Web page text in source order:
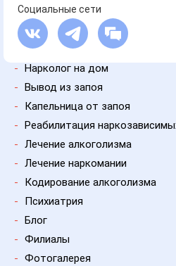
- Нарколог на дом
- Вывод из запоя
-
Капельница от запоя
- Реабилитация
- Лечение алкоголизма
- Лечение наркомании
-
Кодирование алкоголизма
-
Психиатрия
- Блог
- Филиалы
- Фотогалерея
Социальные сети